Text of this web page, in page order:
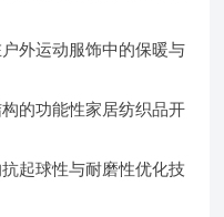
外运动服饰中的保暖与
的功能性家居纺织品开
起球性与耐磨性优化技